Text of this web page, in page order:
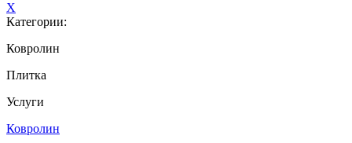
X
Категории:
Ковролин
Плитка
Услуги
Ковролин